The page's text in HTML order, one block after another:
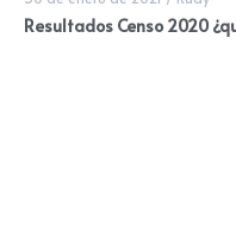
Resultados Censo 2020